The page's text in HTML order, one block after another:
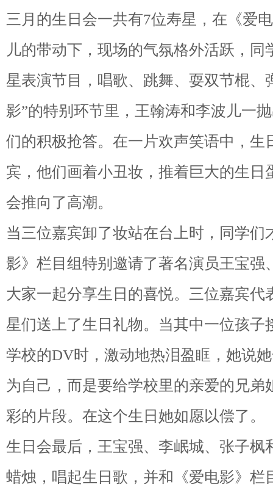
三月的生日会一共有7位寿星，在《爱
儿的带动下，现场的气氛格外活跃，
星表演节目，唱歌、跳舞、耍双节棍
影”的特别环节里，王翰涛和李波儿一
们的积极抢答。在一片欢声笑语中，生
宾，他们画着小丑妆，推着巨大的生日
会推向了高潮。
当三位嘉宾卸了妆站在台上时，同学们
影》栏目组特别邀请了著名演员王宝强
大家一起分享生日的喜悦。三位嘉宾代
星们送上了生日礼物。当其中一位孩子
学校的DV时，激动地热泪盈眶，她说
为自己，而是要给学校里的亲爱的兄弟
彩的片段。在这个生日她如愿以偿了。
生日会最后，王宝强、李岷城、张子枫
蜡烛，唱起生日歌，并和《爱电影》栏